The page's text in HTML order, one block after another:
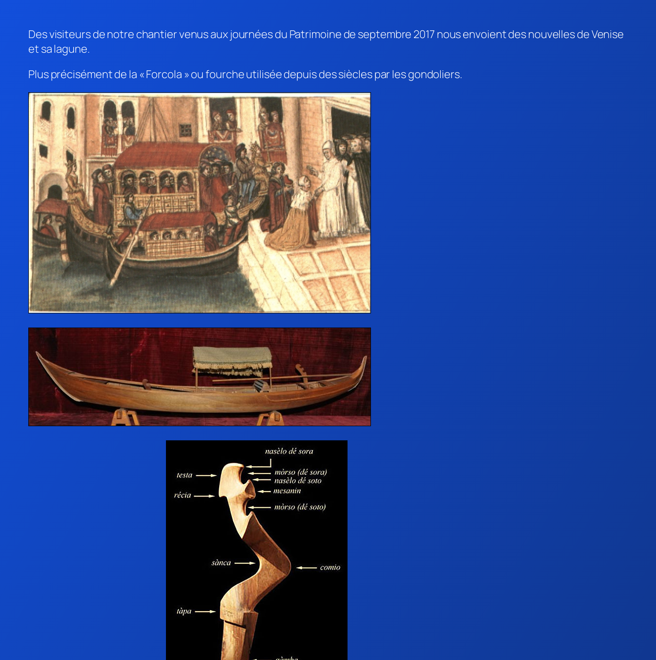
Des visiteurs de notre chantier venus aux journées du Patrimoine de septembre 2017 nous envoient des nouvelles de Venise
et sa lagune.
Plus précisément de la « Forcola » ou fourche utilisée depuis des siècles par les gondoliers.